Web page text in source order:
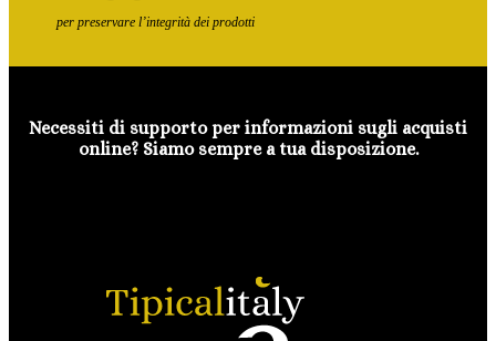
per preservare l’integrità dei prodotti
Necessiti di supporto per informazioni sugli acquisti
online? Siamo sempre a tua disposizione.